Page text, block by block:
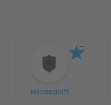
Mannschaft